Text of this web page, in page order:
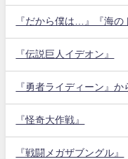
『だから僕は…』『海の
『伝説巨人イデオン』
『勇者ライディーン』
『怪奇大作戦』
『戦闘メガザブングル』